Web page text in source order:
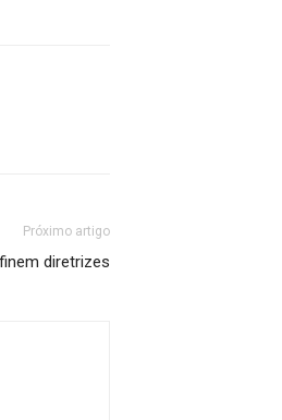
Próximo artigo
diretrizes